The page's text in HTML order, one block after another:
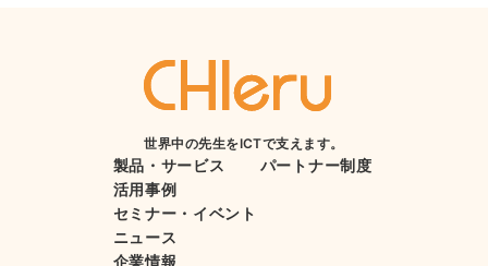
世界中の先生をICTで支えます。
製品・サービス
活用事例
セミナー・イベント
ニュース
企業情報
パートナー制度